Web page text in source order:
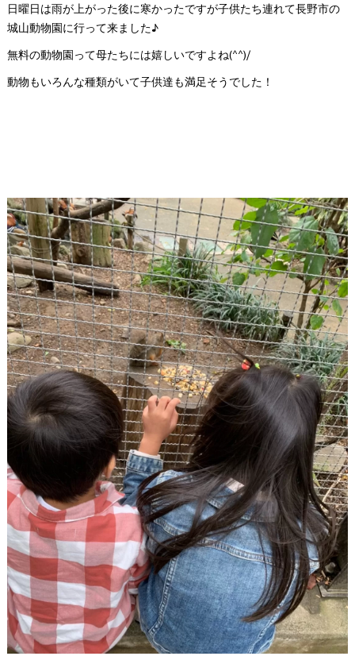
日曜日は雨が上がった後に寒かったですが子供たち連れて長野市の
城山動物園に行って来ました♪
無料の動物園って母たちには嬉しいですよね(^^)/
動物もいろんな種類がいて子供達も満足そうでした！